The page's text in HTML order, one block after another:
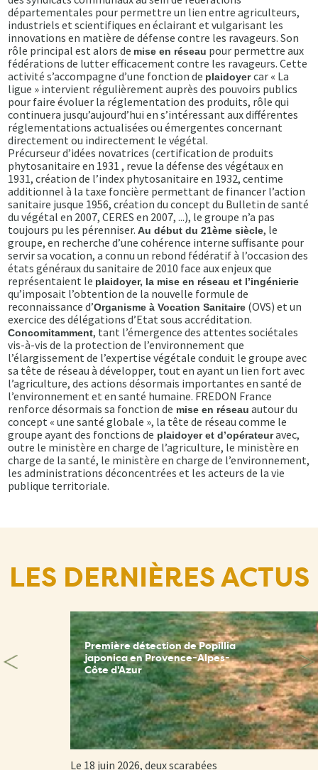
départementales pour permettre un lien entre agriculteurs,
industriels et scientifiques en éclairant et vulgarisant les
innovations en matière de défense contre les ravageurs. Son
rôle principal est alors de mise en réseau pour permettre aux
fédérations de lutter efficacement contre les ravageurs. Cette
activité s’accompagne d’une fonction de plaidoyercar « La
ligue » intervient régulièrement auprès des pouvoirs publics
pour faire évoluer la réglementation des produits, rôle qui
continuera jusqu’aujourd’hui en s’intéressant aux différentes
réglementations actualisées ou émergentes concernant
directement ou indirectement le végétal.
Précurseur d’idées novatrices (certification de produits
phytosanitaire en 1931 , revue la défense des végétaux en
1931, création de l’index phytosanitaire en 1932, centime
additionnel à la taxe foncière permettant de financer l’action
sanitaire jusque 1956, création du concept du Bulletin de santé
du végétal en 2007, CERES en 2007, ...), le groupe n’a pas
toujours pu les pérenniser.Au début du 21ème siècle, le
groupe, en recherche d’une cohérence interne suffisante pour
servir sa vocation, a connu un rebond fédératif à l’occasion des
états généraux du sanitaire de 2010 face aux enjeux que
représentaient le plaidoyer, la mise en réseau et l’ingénierie
qu’imposait l’obtention de la nouvelle formule de
reconnaissance d’Organisme à Vocation Sanitaire (OVS) et un
exercice des délégations d’Etat sous accréditation.
Concomitamment, tant l’émergence des attentes sociétales
vis-à-vis de la protection de l’environnement que
l’élargissement de l’expertise végétale conduit le groupe avec
sa tête de réseau à développer, tout en ayant un lien fort avec
l’agriculture, des actions désormais importantes en santé de
l’environnement et en santé humaine. FREDON France
renforce désormais sa fonction de mise en réseau autour du
concept « une santé globale », la tête de réseau comme le
groupe ayant des fonctions de plaidoyer et d’opérateuravec,
outre le ministère en charge de l’agriculture, le ministère en
charge de la santé, le ministère en charge de l’environnement,
les administrations déconcentrées et les acteurs de la vie
publique territoriale.
LES DERNIÈRES ACTUS
Première détection de Popillia
japonica en Provence-Alpes-
Côte d'Azur
Le 18 juin 2026, deux scarabées